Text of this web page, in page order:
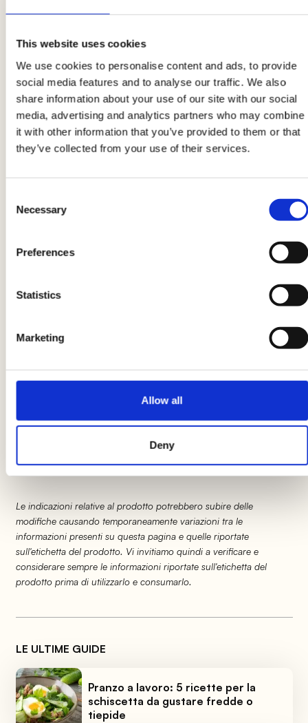
This website uses cookies
We use cookies to personalise content and ads, to provide
social media features and to analyse our traffic. We also
share information about your use of our site with our social
media, advertising and analytics partners who may combine
it with other information that you’ve provided to them or that
they’ve collected from your use of their services.
Selection
Necessary
Preferences
Statistics
Marketing
Allow all
Deny
1
Per prima cosa mondate le carote, il sedano e
la cipolla e fate untrito fineche farete rosolare
in un tegame con due cucchiai di olio EVO.
2
Quando leverduresi saranno appassite inserite
anche la meta tagliata in piccoli pezzetti e
privata della buccia. Lasciate appassire quindi
versate il latte e mezzo cucchiaino di curcuma.
Lasciate cuocere a fuoco basso fino a che il
di sale, spegnete il fuoco e tenete in caldo.
3
La ricetta dellepolpette in salsa di mele
diventa ora ancora più facile: in un altro tegame,
facendole saltare spesso. Basteranno 10 minuti
perché le polpette siano pronte.
Le indicazioni relative al prodotto potrebbero subire delle
modifiche causando temporaneamente variazioni tra le
informazioni presenti su questa pagina e quelle riportate
sull'etichetta del prodotto. Vi invitiamo quindi a verificare e
considerare sempre le informazioni riportate sull'etichetta del
prodotto prima di utilizzarlo e consumarlo.
LE ULTIME GUIDE
Pranzo a lavoro: 5 ricette per la
schiscetta da gustare fredde o
tiepide